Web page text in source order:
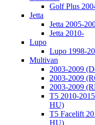
Golf Plus
Jetta
Jetta 2005-
Jetta 2010-
Lupo
Lupo 1998-
Multivan
2003-2009
2003-2009
2003-2009
T5 2010-
HU)
T5 Facelift
HU)